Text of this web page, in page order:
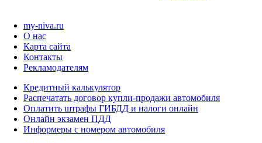
my-niva.ru
О нас
Карта сайта
Контакты
Рекламодателям
Кредитный калькулятор
Распечатать договор купли-продажи автомобиля
Оплатить штрафы ГИБДД и налоги онлайн
Онлайн экзамен ПДД
Информеры с номером автомобиля